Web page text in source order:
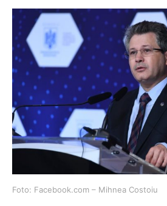
Foto: Facebook.com – Mihnea Costoiu